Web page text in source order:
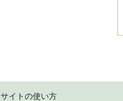
サイトの使い方